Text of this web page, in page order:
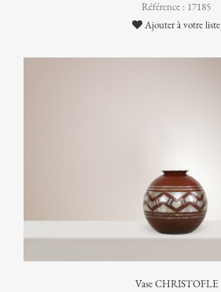
Référence : 17185
Ajouter à votre liste
Vase CHRISTOFLE